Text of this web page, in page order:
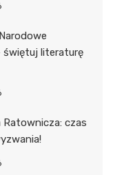
świętuj literaturę
Ratownicza: czas